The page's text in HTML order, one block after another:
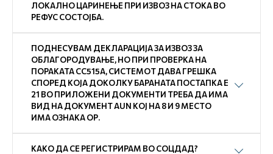
ЛОКАЛНО ЦАРИНЕЊЕ ПРИ ИЗВОЗ НА СТОКА ВО
РЕФУС СОСТОЈБА.
ПОДНЕСУВАМ ДЕКЛАРАЦИЈА ЗА ИЗВОЗ ЗА
ОБЛАГОРОДУВАЊЕ, НО ПРИ ПРОВЕРКА НА
ПОРАКАТА СС515А, СИСТЕМОТ ДАВА ГРЕШКА
СПОРЕД КОЈА ДОКОЛКУ БАРАНАТА ПОСТАПКА Е
21 ВО ПРИЛОЖЕНИ ДОКУМЕНТИ ТРЕБА ДА ИМА
ВИД НА ДОКУМЕНТ AUN КОЈ НА 8 И 9 МЕСТО
ИМА ОЗНАКА ОР.
КАКО ДА СЕ РЕГИСТРИРАМ ВО СОЦДАД?